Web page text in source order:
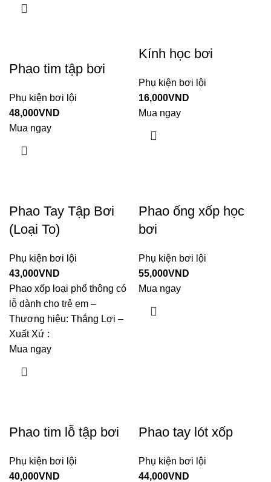
Phao tim tập bơi
Phụ kiện bơi lội
48,000VND
Mua ngay
Kính học bơi
Phụ kiện bơi lội
16,000VND
Mua ngay
Phao Tay Tập Bơi
(Loại To)
Phụ kiện bơi lội
43,000VND
Phao xốp loại phổ thông có
lỗ dành cho trẻ em –
Thương hiệu: Thắng Lợi –
Xuất Xứ :
Mua ngay
Phao ống xốp học
bơi
Phụ kiện bơi lội
55,000VND
Mua ngay
Phao tim lỗ tập bơi
Phụ kiện bơi lội
40,000VND
Phao tay lót xốp
Phụ kiện bơi lội
44,000VND